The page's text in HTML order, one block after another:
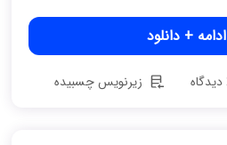
ادامه + دانلود
زیرنویس چسبیده